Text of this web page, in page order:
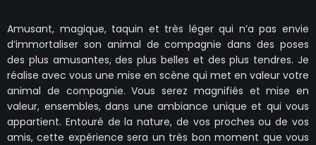
Amusant, magique, taquin et très léger qui n’a pas envie
d’immortaliser son animal de compagnie dans des poses
des plus amusantes, des plus belles et des plus tendres. Je
réalise avec vous une mise en scène qui met en valeur votre
animal de compagnie. Vous serez magnifiés et mise en
valeur, ensembles, dans une ambiance unique et qui vous
appartient. Entouré de la nature, de vos proches ou de vos
amis, cette expérience sera un très bon moment que vous